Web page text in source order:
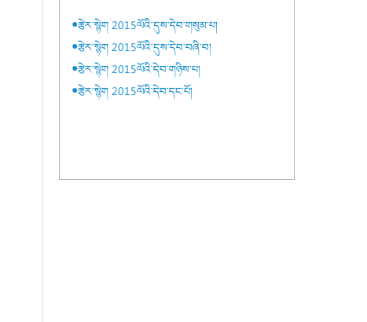
●རྩེར་སྙེག 2015ལོའི་དུས་དེབ་གསུམ་པ།
●རྩེར་སྙེག 2015ལོའི་དུས་དེབ་བཞི་བ།
●རྩེར་སྙེག 2015ལོའི་དེབ་གཉིས་པ།
●རྩེར་སྙེག 2015ལོའི་དེབ་དང་པོ།